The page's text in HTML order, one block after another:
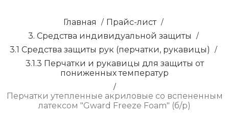
Главная / Прайс-лист /
3. Средства индивидуальной защиты /
3.1 Средства защиты рук (перчатки, рукавицы) /
3.1.3 Перчатки и рукавицы для защиты от
пониженных температур
/
Перчатки утепленные акриловые со вспененным
латексом "Gward Freeze Foam" (б/р)